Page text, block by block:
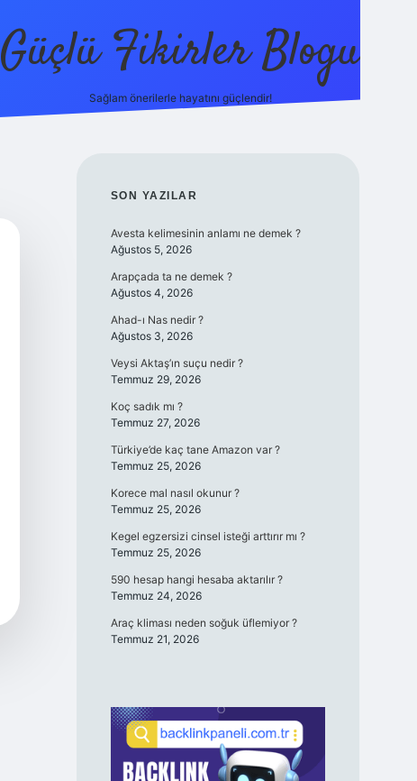
Güçlü Fikirler Blogu
Sağlam önerilerle hayatını güçlendir!
SIDEBAR
SON YAZILAR
Avesta kelimesinin anlamı ne demek ?
Ağustos 5, 2026
Arapçada ta ne demek ?
Ağustos 4, 2026
Ahad-ı Nas nedir ?
Ağustos 3, 2026
Veysi Aktaş’ın suçu nedir ?
Temmuz 29, 2026
Koç sadık mı ?
Temmuz 27, 2026
Türkiye’de kaç tane Amazon var ?
Temmuz 25, 2026
Korece mal nasıl okunur ?
Temmuz 25, 2026
Kegel egzersizi cinsel isteği arttırır mı ?
Temmuz 25, 2026
590 hesap hangi hesaba aktarılır ?
Temmuz 24, 2026
Araç kliması neden soğuk üflemiyor ?
Temmuz 21, 2026